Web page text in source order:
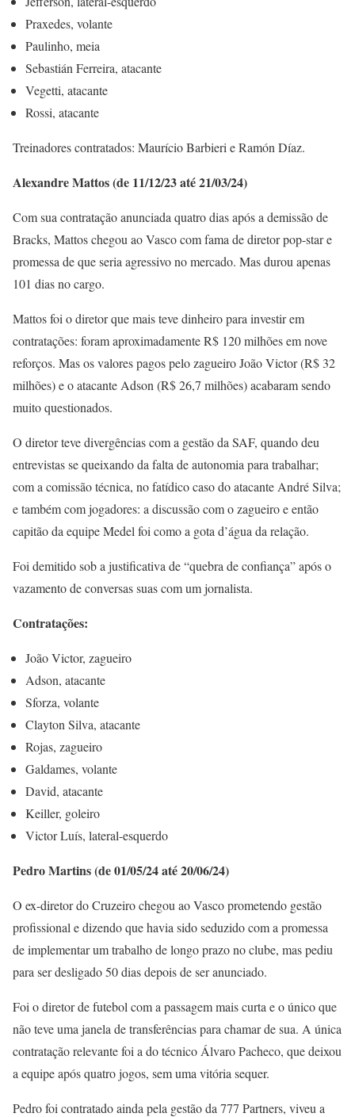
Praxedes, volante
Paulinho, meia
Sebastián Ferreira, atacante
Vegetti, atacante
Rossi, atacante
Treinadores contratados: Maurício Barbieri e Ramón Díaz.
Alexandre Mattos (de 11/12/23 até 21/03/24)
Com sua contratação anunciada quatro dias após a demissão de
Bracks, Mattos chegou ao Vasco com fama de diretor pop-star e
promessa de que seria agressivo no mercado. Mas durou apenas
101 dias no cargo.
Mattos foi o diretor que mais teve dinheiro para investir em
contratações: foram aproximadamente R$ 120 milhões em nove
reforços. Mas os valores pagos pelo zagueiro João Victor (R$ 32
milhões) e o atacante Adson (R$ 26,7 milhões) acabaram sendo
muito questionados.
O diretor teve divergências com a gestão da SAF, quando deu
entrevistas se queixando da falta de autonomia para trabalhar;
com a comissão técnica, no fatídico caso do atacante André Silva;
e também com jogadores: a discussão com o zagueiro e então
capitão da equipe Medel foi como a gota d’água da relação.
Foi demitido sob a justificativa de “quebra de confiança” após o
vazamento de conversas suas com um jornalista.
Contratações:
João Victor, zagueiro
Adson, atacante
Sforza, volante
Clayton Silva, atacante
Rojas, zagueiro
Galdames, volante
David, atacante
Keiller, goleiro
Victor Luís, lateral-esquerdo
Pedro Martins (de 01/05/24 até 20/06/24)
O ex-diretor do Cruzeiro chegou ao Vasco prometendo gestão
profissional e dizendo que havia sido seduzido com a promessa
de implementar um trabalho de longo prazo no clube, mas pediu
para ser desligado 50 dias depois de ser anunciado.
Foi o diretor de futebol com a passagem mais curta e o único que
não teve uma janela de transferências para chamar de sua. A única
contratação relevante foi a do técnico Álvaro Pacheco, que deixou
a equipe após quatro jogos, sem uma vitória sequer.
Pedro foi contratado ainda pela gestão da 777 Partners, viveu a